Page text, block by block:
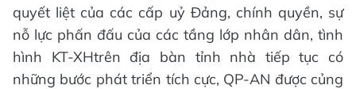
quyết liệt của các cấp uỷ Đảng, chính quyền, sự
nỗ lực phấn đấu của các tầng lớp nhân dân, tình
hình KT-XHtrên địa bàn tỉnh nhà tiếp tục có
những bước phát triển tích cực, QP-AN được củng